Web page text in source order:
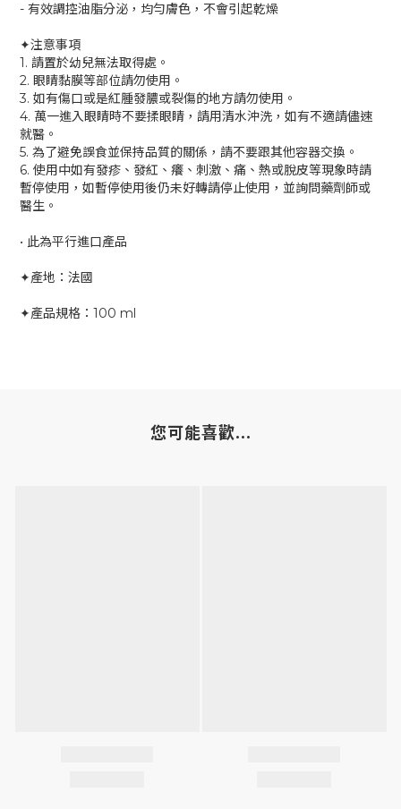
- 有效調控油脂分泌，均勻膚色，不會引起乾燥
✦注意事項
1. 請置於幼兒無法取得處。
2. 眼睛黏膜等部位請勿使用。
3. 如有傷口或是紅腫發膿或裂傷的地方請勿使用。
4. 萬一進入眼睛時不要揉眼睛，請用清水沖洗，如有不適請儘速
就醫。
5. 為了避免誤食並保持品質的關係，請不要跟其他容器交換。
6. 使用中如有發疹、發紅、癢、刺激、痛、熱或脫皮等現象時請
暫停使用，如暫停使用後仍未好轉請停止使用，並詢問藥劑師或
醫生。
• 此為平行進口產品
✦產地：法國
✦產品規格：100 ml
您可能喜歡...